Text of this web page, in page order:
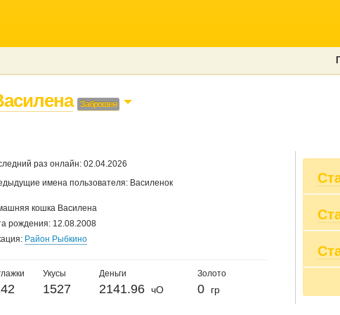
Заброшен
раз онлайн: 02.04.2026
имена пользователя: Василенок
кошка Василена
рождения: 12.08.2008
Район Рыбкино
Укусы
1527
Деньги
2141.96 чО
Золото
0 гр